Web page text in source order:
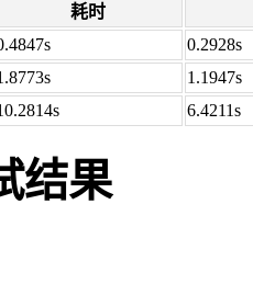
耗时
0.2928s
1.1947s
6.4211s
结果